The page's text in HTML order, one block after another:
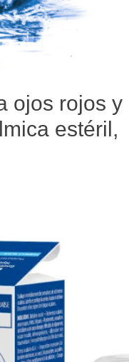
ojos rojos y
estéril,